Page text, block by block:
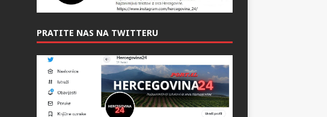
PRATITE NAS NA TWITTERU